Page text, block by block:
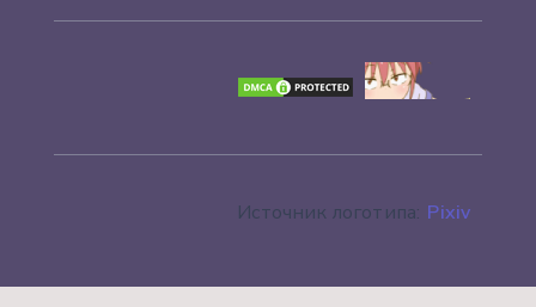
Источник логотипа: Pixiv